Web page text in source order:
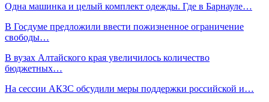
Одна машинка и целый комплект одежды. Где в Барнауле…
В Госдуме предложили ввести пожизненное ограничение
свободы…
В вузах Алтайского края увеличилось количество
бюджетных…
На сессии АКЗС обсудили меры поддержки российской и…